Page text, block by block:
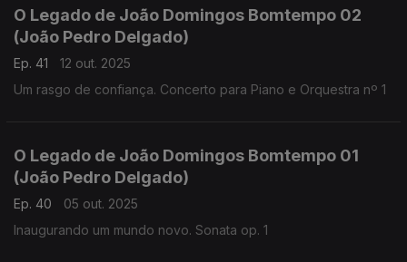
O Legado de João Domingos Bomtempo 02
(João Pedro Delgado)
Ep. 41
12 out. 2025
Um rasgo de confiança. Concerto para Piano e Orquestra nº 1
O Legado de João Domingos Bomtempo 01
(João Pedro Delgado)
Ep. 40
05 out. 2025
Inaugurando um mundo novo. Sonata op. 1